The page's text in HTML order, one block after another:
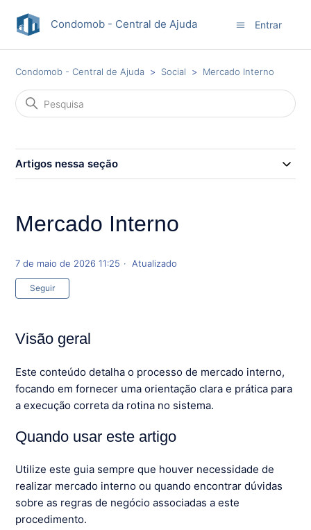
Condomob - Central de Ajuda Entrar
Condomob - Central de Ajuda Social Mercado Interno
Artigos nessa seção
Mercado Interno
7 de maio de 2026 11:25 Atualizado
Seguir
Visão geral
Este conteúdo detalha o processo de mercado interno,
focando em fornecer uma orientação clara e prática para
a execução correta da rotina no sistema.
Quando usar este artigo
Utilize este guia sempre que houver necessidade de
realizar mercado interno ou quando encontrar dúvidas
sobre as regras de negócio associadas a este
procedimento.